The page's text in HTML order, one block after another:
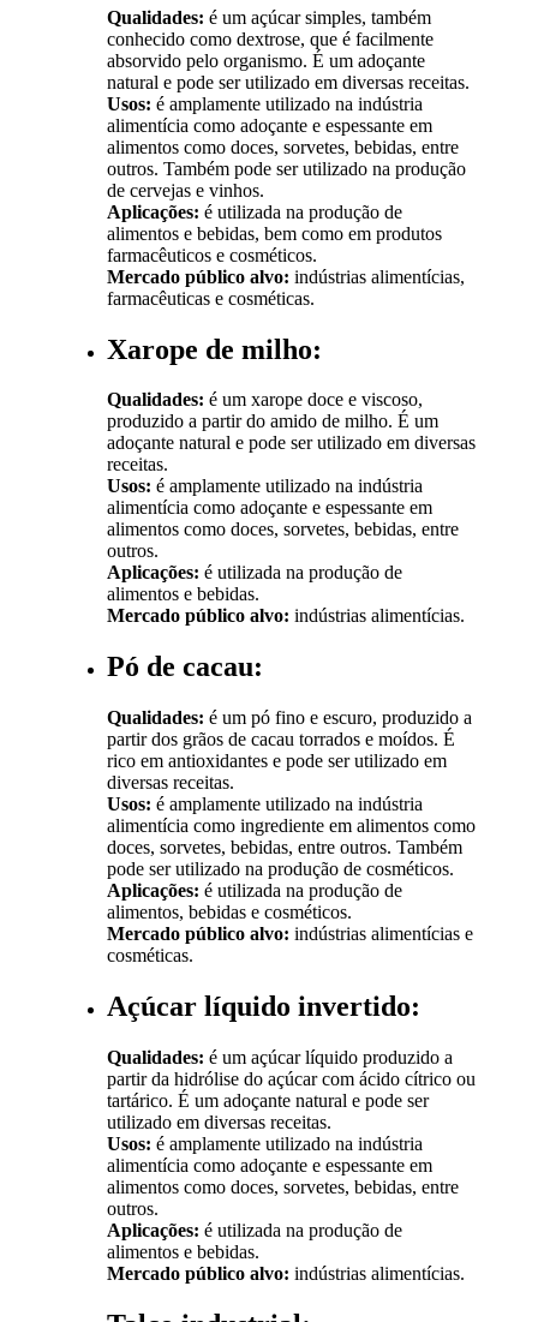
Qualidades: é um açúcar simples, também
conhecido como dextrose, que é facilmente
absorvido pelo organismo. É um adoçante
natural e pode ser utilizado em diversas receitas.
Usos: é amplamente utilizado na indústria
alimentícia como adoçante e espessante em
alimentos como doces, sorvetes, bebidas, entre
outros. Também pode ser utilizado na produção
de cervejas e vinhos.
Aplicações: é utilizada na produção de
alimentos e bebidas, bem como em produtos
farmacêuticos e cosméticos.
Mercado público alvo: indústrias alimentícias,
farmacêuticas e cosméticas.
Xarope de milho:
Qualidades: é um xarope doce e viscoso,
produzido a partir do amido de milho. É um
adoçante natural e pode ser utilizado em diversas
receitas.
Usos: é amplamente utilizado na indústria
alimentícia como adoçante e espessante em
alimentos como doces, sorvetes, bebidas, entre
outros.
Aplicações: é utilizada na produção de
alimentos e bebidas.
Mercado público alvo: indústrias alimentícias.
Pó de cacau:
Qualidades: é um pó fino e escuro, produzido a
partir dos grãos de cacau torrados e moídos. É
rico em antioxidantes e pode ser utilizado em
diversas receitas.
Usos: é amplamente utilizado na indústria
alimentícia como ingrediente em alimentos como
doces, sorvetes, bebidas, entre outros. Também
pode ser utilizado na produção de cosméticos.
Aplicações: é utilizada na produção de
alimentos, bebidas e cosméticos.
Mercado público alvo: indústrias alimentícias e
cosméticas.
Açúcar líquido invertido:
Qualidades: é um açúcar líquido produzido a
partir da hidrólise do açúcar com ácido cítrico ou
tartárico. É um adoçante natural e pode ser
utilizado em diversas receitas.
Usos: é amplamente utilizado na indústria
alimentícia como adoçante e espessante em
alimentos como doces, sorvetes, bebidas, entre
outros.
Aplicações: é utilizada na produção de
alimentos e bebidas.
Mercado público alvo: indústrias alimentícias.